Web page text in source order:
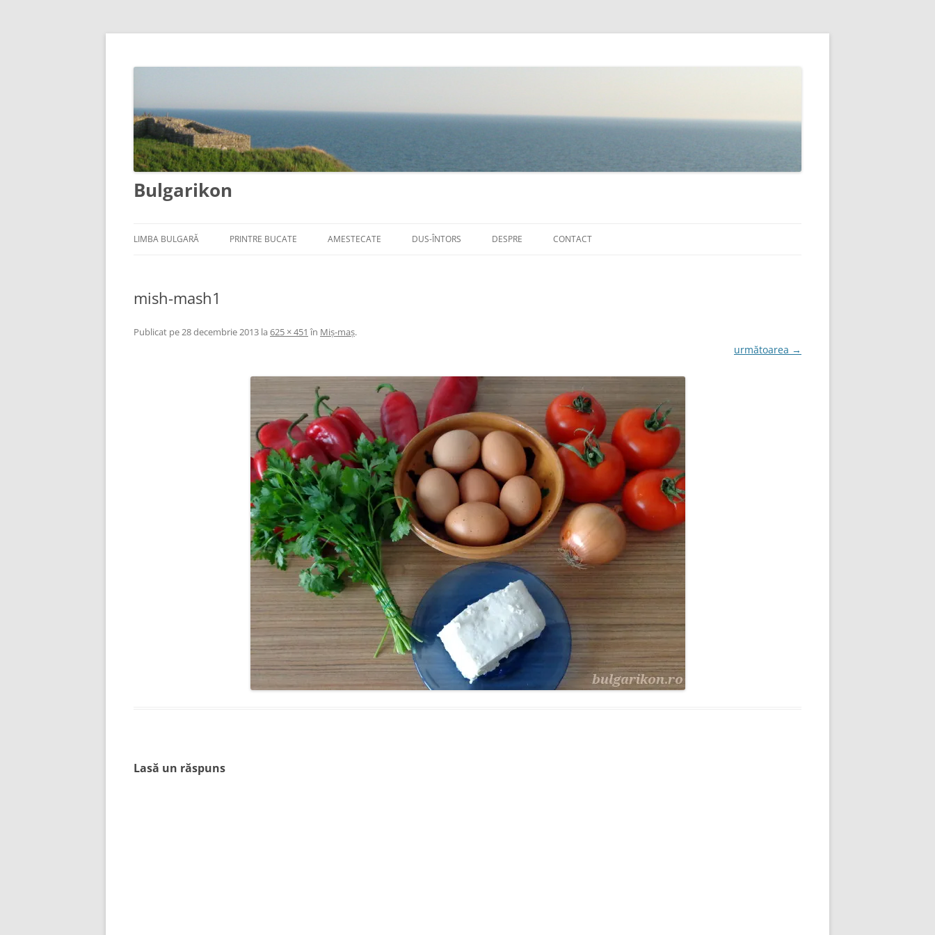
Bulgarikon
LIMBA BULGARĂ PRINTRE BUCATE AMESTECATE DUS-ÎNTORS DESPRE CONTACT
mish-mash1
Publicat pe28 decembrie 2013 la 625 × 451 în Miș-maș.
următoarea →
Lasă un răspuns